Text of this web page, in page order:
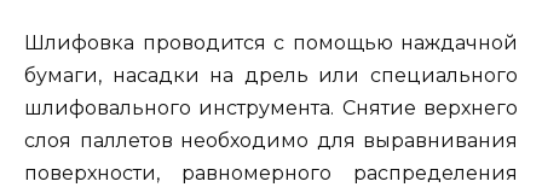
Шлифовка проводится с помощью наждачной
бумаги, насадки на дрель или специального
шлифовального инструмента. Снятие верхнего
слоя паллетов необходимо для выравнивания
поверхности, равномерного распределения